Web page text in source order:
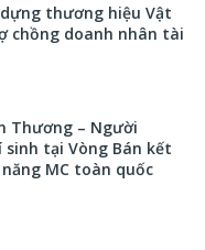
thương hiệu Vật
chồng doanh nhân tài
Thương – Người
tại Vòng Bán kết
MC toàn quốc